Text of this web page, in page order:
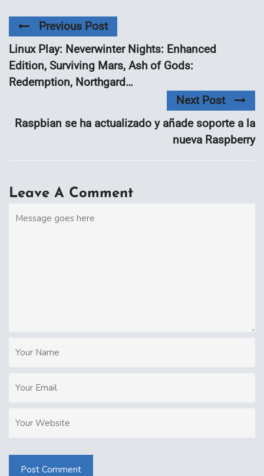
Previous Post
Linux Play: Neverwinter Nights: Enhanced
Edition, Surviving Mars, Ash of Gods:
Redemption, Northgard…
Next Post
Raspbian se ha actualizado y añade soporte a la
nueva Raspberry
Leave A Comment
Post Comment